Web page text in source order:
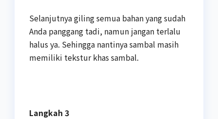
Selanjutnya giling semua bahan yang sudah
Anda panggang tadi, namun jangan terlalu
halus ya. Sehingga nantinya sambal masih
memiliki tekstur khas sambal.
Langkah 3